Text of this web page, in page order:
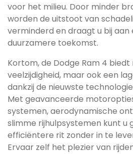
voor het milieu. Door minder
worden de uitstoot van
verminderd en draagt u bij aan
duurzamere toekomst.
Kortom, de Dodge Ram 4
veelzijdigheid, maar ook een
dankzij de nieuwste
Met geavanceerde
systemen, aerodynamische
slimme rijhulpsystemen kunt u
efficiëntere rit zonder in te
Ervaar zelf het plezier van